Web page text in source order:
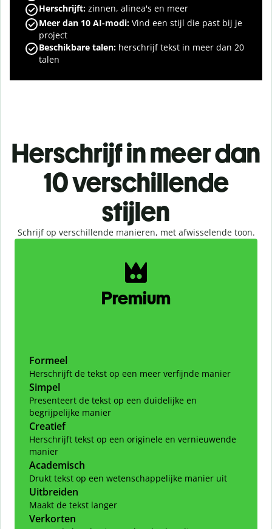
Herschrijft: zinnen, alinea's en meer
Meer dan 10 AI-modi: Vind een stijl die past bij je
project
Beschikbare talen: herschrijf tekst in meer dan 20
talen
Herschrijf in meer dan
10 verschillende
stijlen
Schrijf op verschillende manieren, met afwisselende toon.
Slide 1 of 2
Premium
Formeel
Herschrijft de tekst op een meer verfijnde manier
Simpel
Presenteert de tekst op een duidelijke en
begrijpelijke manier
Creatief
Herschrijft tekst op een originele en vernieuwende
manier
Academisch
Drukt tekst op een wetenschappelijke manier uit
Uitbreiden
Maakt de tekst langer
Verkorten